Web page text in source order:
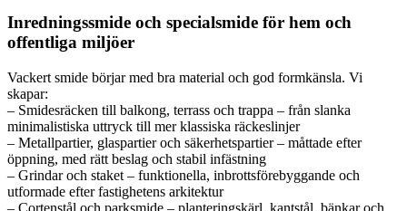
Inredningssmide och specialsmide för hem och
offentliga miljöer
Vackert smide börjar med bra material och god formkänsla. Vi
skapar:
– Smidesräcken till balkong, terrass och trappa – från slanka
minimalistiska uttryck till mer klassiska räckeslinjer
– Metallpartier, glaspartier och säkerhetspartier – måttade efter
öppning, med rätt beslag och stabil infästning
– Grindar och staket – funktionella, inbrottsförebyggande och
utformade efter fastighetens arkitektur
– Cortenstål och parksmide – planteringskärl, kantstål, bänkar och